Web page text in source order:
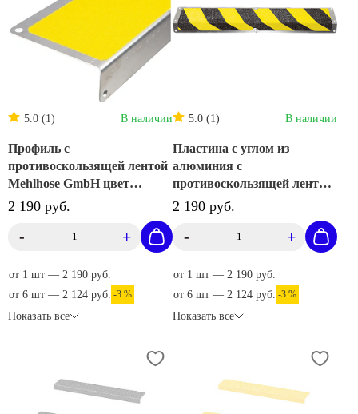
5.0 (1) В наличии
Профиль с
противоскользящей лентой
Mehlhose GmbH цвет
желтый 120х45х1000 мм
AKM1GF2
2 190 руб.
- +
от 1 шт — 2 190 руб.
от 6 шт — 2 124 руб. -3 %
Показать все
5.0 (1) В наличии
Пластина с углом из
алюминия с
противоскользящей лентой
Mehlhose GmbH цвет желто-
черный 120х45х1000 мм
AKM1WF2
2 190 руб.
- +
от 1 шт — 2 190 руб.
от 6 шт — 2 124 руб. -3 %
Показать все